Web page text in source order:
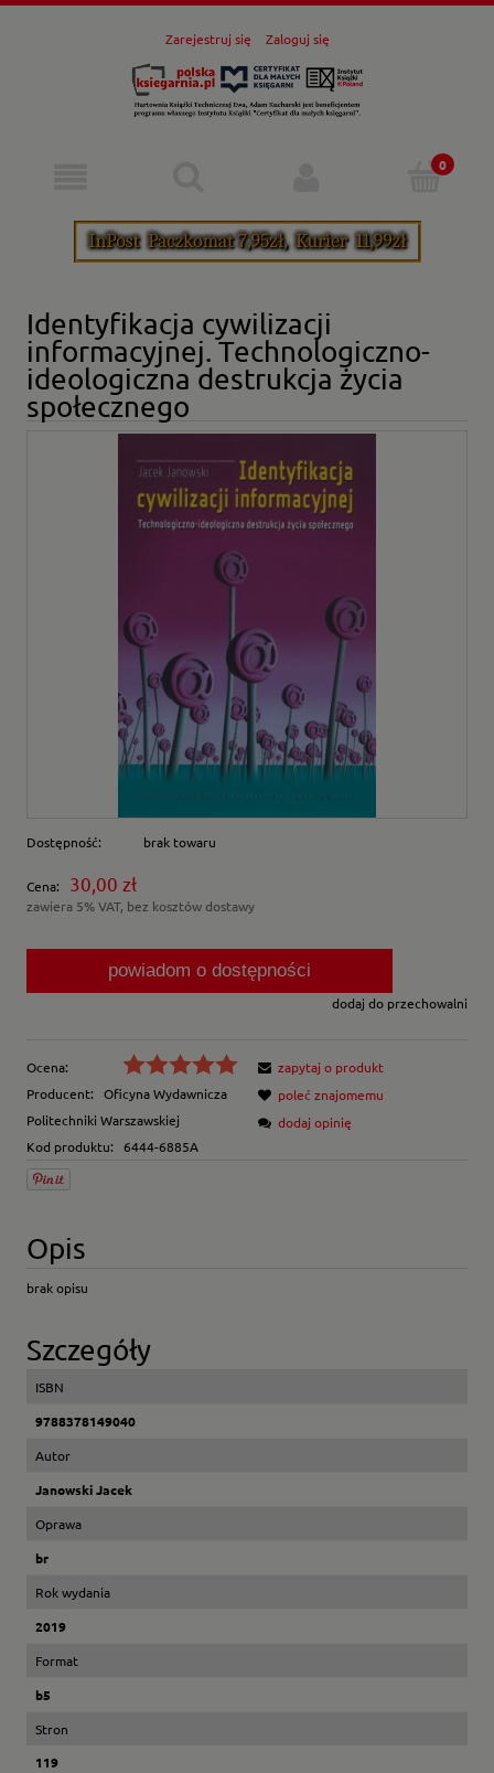
Zarejestruj się Zaloguj się
Identyfikacja cywilizacji
informacyjnej. Technologiczno-
ideologiczna destrukcja życia
społecznego
Dostępność: brak towaru
Cena: 30,00 zł
zawiera 5% VAT, bez kosztów dostawy
powiadom o dostępności
dodaj do przechowalni
Ocena:
Producent:
Oficyna Wydawnicza
Politechniki Warszawskiej
Kod produktu:
6444-6885A
zapytaj o produkt
poleć znajomemu
dodaj opinię
Opis
brak opisu
Szczegóły
ISBN
9788378149040
Autor
Janowski Jacek
Oprawa
br
Rok wydania
2019
Format
b5
Stron
119